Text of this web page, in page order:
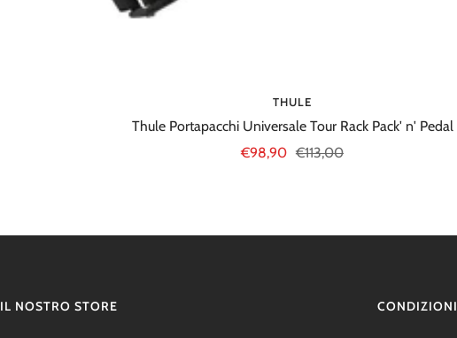
THULE
Thule Portapacchi Universale Tour Rack Pack' n' Pedal
Prezzo
€98,90 Prezzo
€113,00
IL NOSTRO STORE CONDIZIONI